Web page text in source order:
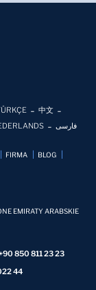
中文
فارسی
FIRMA
BLOG
EMIRATY ARABSKIE
850 811 23 23
44